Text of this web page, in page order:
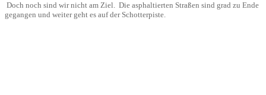
Doch noch sind wir nicht am Ziel. Die asphaltierten Straßen sind grad zu Ende
gegangen und weiter geht es auf der Schotterpiste.